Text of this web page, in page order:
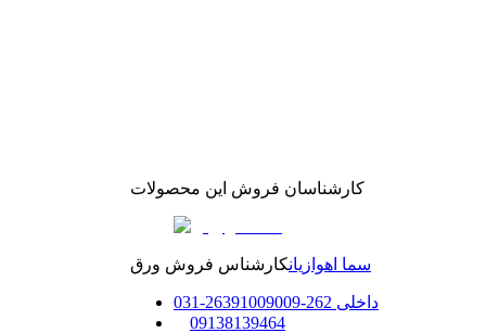
کارشناسان فروش این محصولات
سما اهوازیانکارشناس فروش ورق
داخلی 262-263
91009009
-
031
09138139464